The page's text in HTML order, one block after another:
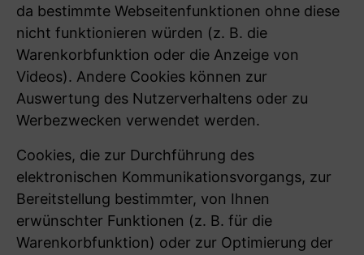
da bestimmte Webseitenfunktionen ohne diese
nicht funktionieren würden (z. B. die
Warenkorbfunktion oder die Anzeige von
Videos). Andere Cookies können zur
Auswertung des Nutzerverhaltens oder zu
Werbezwecken verwendet werden.
Cookies, die zur Durchführung des
elektronischen Kommunikationsvorgangs, zur
Bereitstellung bestimmter, von Ihnen
erwünschter Funktionen (z. B. für die
Warenkorbfunktion) oder zur Optimierung der